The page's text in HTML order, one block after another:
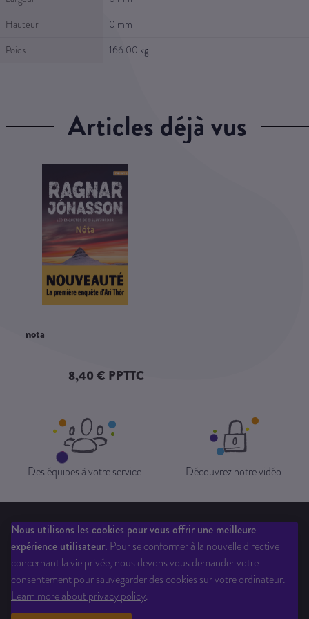
Nous utilisons les cookies pour vous offrir une meilleure
expérience utilisateur. Pour se conformer à la nouvelle directive
concernant la vie privée, nous devons vous demander votre
consentement pour sauvegarder des cookies sur votre ordinateur.
Learn more about privacy policy.
Hauteur
0 mm
Poids
166.00 kg
articles déjà vus
nota
8,40 € PPTTC
Des équipes à votre service Découvrez notre vidéo
Liste des éditeurs
Contactez-Nous
Site réalisé par Totem Numérique